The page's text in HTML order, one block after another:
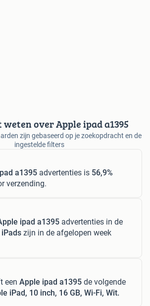
over Apple ipad a1395
zijn gebaseerd op je zoekopdracht en de
ingestelde filters
a1395 advertenties is 56,9%
verzending.
ipad a1395 advertenties in de
zijn in de afgelopen week
een Apple ipad a1395 de volgende
iPad, 10 inch, 16 GB, Wi-Fi, Wit.